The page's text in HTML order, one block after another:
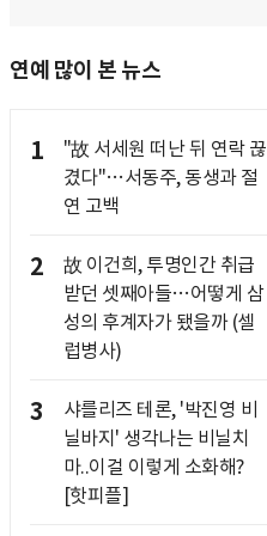
연예 많이 본 뉴스
1
"故 서세원 떠난 뒤 연락 끊
겼다"…서동주, 동생과 절
연 고백
2
故 이건희, 투명인간 취급
받던 셋째아들…어떻게 삼
성의 후계자가 됐을까 (셀
럽병사)
3
샤를리즈 테론, '박진영 비
닐바지' 생각나는 비닐치
마..이걸 이렇게 소화해?
[핫피플]